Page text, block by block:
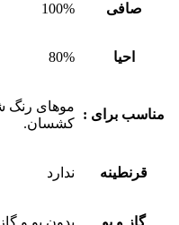
صافی 100%
احیا 80%
مناسب برای :
موهای رنگ
کشسان.
قرنطینه ندارد
گاز و بو بدون بو و گاز